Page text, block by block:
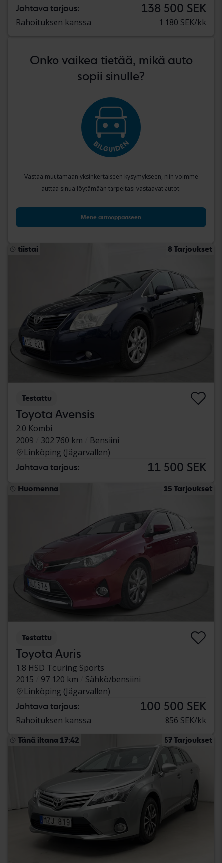
Johtava tarjous: 138 500 SEK
Rahoituksen kanssa 1 180 SEK/kk
Onko vaikea tietää, mikä auto
sopii sinulle?
Vastaa muutamaan yksinkertaiseen kysymykseen, niin voimme
auttaa sinua löytämään tarpeitasi vastaavat autot.
Mene autooppaaseen
tiistai 8 Tarjoukset
Testattu
Toyota Avensis
2.0 Kombi
2009
302 760 km
Bensiini
Linköping (Jägarvallen)
Johtava tarjous: 11 500 SEK
Huomenna 15 Tarjoukset
Testattu
Toyota Auris
1.8 HSD Touring Sports
2015
97 120 km
Sähkö/bensiini
Linköping (Jägarvallen)
Johtava tarjous: 100 500 SEK
Rahoituksen kanssa 856 SEK/kk
Tänä iltana 17:42 57 Tarjoukset